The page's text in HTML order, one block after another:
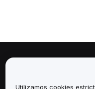
Utilizamos cookies